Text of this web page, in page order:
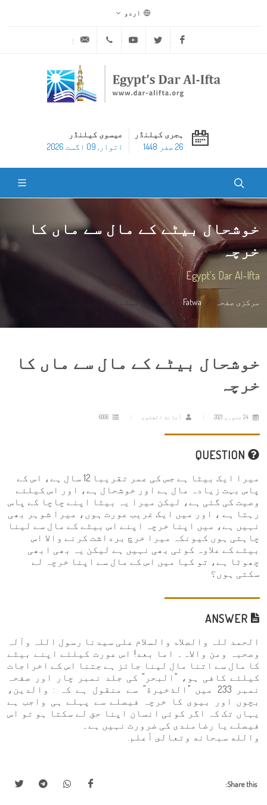
اردو
Facebook
Twitter
Youtube
ہجری کیلنڈر
26 صفر 1448
عیسوی کیلنڈر
اتوار, 09 اگست 2026
خوشحال بیٹے کے مال سے ماں کا
خرچہ
Egypt's Dar Al-Ifta
مرکزی صفحہ Fatwa خوشحال بیٹے کے مال سے ماں کا خرچہ
خوشحال بیٹے کے مال سے ماں کا
خرچہ
أمانة الفتوى 6006
میرا ایک بیٹا ہے جس کی عمر تقریبا 12 سال ہے، اس کے
پاس بہت زیادہ مال ہے اور خوشحال ہے، اور اس کیلئے
وصیت کی گئی ہے، لیکن میرا یہ بیٹا اپنے چاچا کے پاس
رہتا ہے ، اور میں ایک غریب عورت ہوں، میرا شوہر بھی
نہیں ہے، میں اپنا خرچہ اپنے اس بیٹے کے مال سے لینا
چاہتی ہوں کیونکہ میرا خرچ برداشت کرنے والا اس
بیٹے کے علاوہ کوئی بھی نہیں ہے لیکن یہ بھی ابھی
چھوٹا ہے، تو کیا میں اس کے مال سے اپنا خرچہ لے
سکتی ہوں؟
الحمد للہ والصلاۃ والسلام علی سیدنا رسول اللہ وآلہ
وصحبہ ومن والاہ۔ اما بعد! اس عورت کیلئے اپنے بیٹے
کا مال سے اتنا مال لینا جائز ہے جتنا اس کے اخراجات
کیلئے کافی ہو، "البحر" کی جلد نمبر چار اور صفحہ
نمبر 233 میں "الذخيرة" سے منقول ہے کہ : والدین،
بچوں اور بیوی کا خرچہ فیصلے سے پہلے ہی واجب ہے
یہاں تک کہ اگر کوئی انسان اپنا حق لے سکتا ہو تو اس
فیصلے یا رضامندی کی ضرورت نہیں ہے۔
والله سبحانه وتعالى أعلم.
Share this: